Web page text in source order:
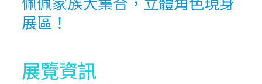
佩佩家族大集合，立體角色現身
展區！
展覽資訊